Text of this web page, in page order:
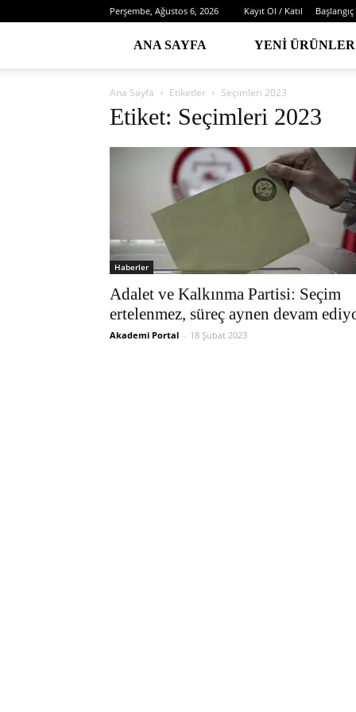
Perşembe, Ağustos 6, 2026 Kayıt Ol / Katıl Başlangıç
ANA SAYFA YENI ÜRÜNLER
Ana Sayfa Etiketler Seçimleri 2023
Etiket: Seçimleri 2023
Haberler
Adalet ve Kalkınma Partisi: Seçim
ertelenmez, süreç aynen devam
Akademi Portal - 18 Şubat 2023